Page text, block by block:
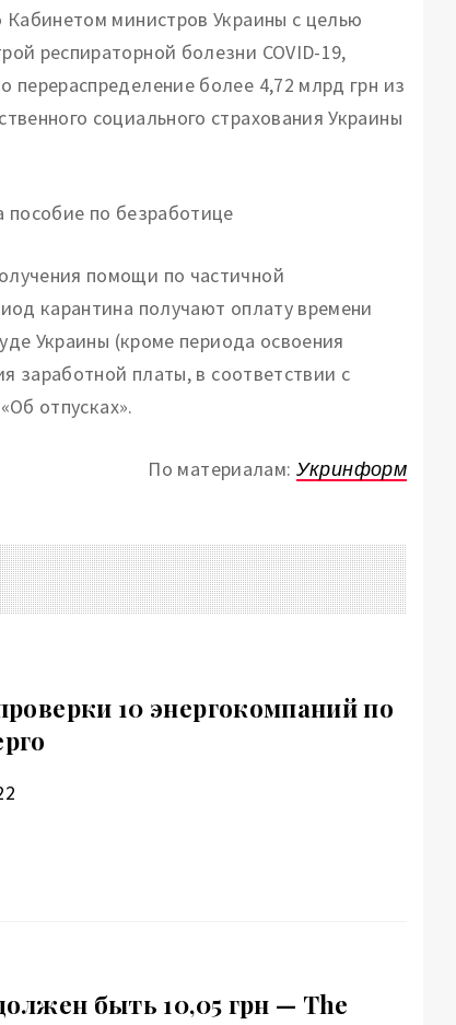
Кабинетом министров Украины с целью
респираторной болезни СОVID-19,
перераспределение более 4,72 млрд грн из
социального страхования Украины
по безработице
помощи по частичной
карантина получают оплату времени
Украины (кроме периода освоения
заработной платы, в соответствии с
отпусках».
По материалам: Укринформ
10 энергокомпаний по
быть 10,05 грн — The